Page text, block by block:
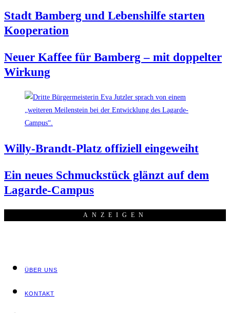
Stadt Bam­berg und Lebens­hil­fe star­ten
Kooperation
Neu­er Kaf­fee für Bam­berg – mit dop­pel­ter
Wirkung
Wil­ly-Brandt-Platz offi­zi­ell eingeweiht
Ein neu­es Schmuck­stück glänzt auf dem
Lagarde-Campus
ANZEI­GEN
ÜBER UNS
KON­TAKT